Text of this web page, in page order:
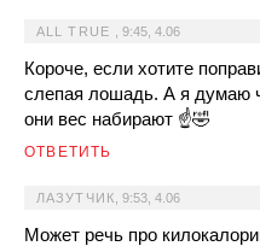
ALL TRUE 9:45, 4.06
Короче, если хотите
слепая лошадь. А я думаю
они вес набирают ☝️🤣
ОТВЕТИТЬ
ЛАЗУТЧИК 9:53, 4.06
Может речь про